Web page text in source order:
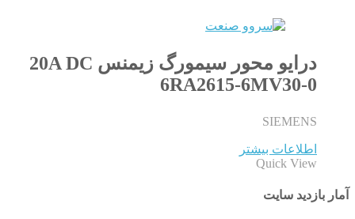
درایو محور سیمورگ زیمنس 20A DC
6RA2615-6MV30-0
SIEMENS
اطلاعات بیشتر
Quick View
آمار بازدید سایت